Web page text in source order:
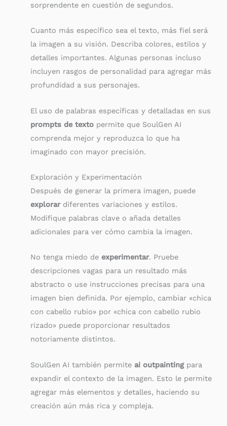
sorprendente en cuestión de segundos.
Cuanto más específico sea el texto, más fiel será
la imagen a su visión. Describa colores, estilos y
detalles importantes. Algunas personas incluso
incluyen rasgos de personalidad para agregar más
profundidad a sus personajes.
El uso de palabras específicas y detalladas en sus
prompts de texto permite que SoulGen AI
comprenda mejor y reproduzca lo que ha
imaginado con mayor precisión.
Exploración y Experimentación
Después de generar la primera imagen, puede
explorardiferentes variaciones y estilos.
Modifique palabras clave o añada detalles
adicionales para ver cómo cambia la imagen.
No tenga miedo de experimentar. Pruebe
descripciones vagas para un resultado más
abstracto o use instrucciones precisas para una
imagen bien definida. Por ejemplo, cambiar «chica
con cabello rubio» por «chica con cabello rubio
rizado» puede proporcionar resultados
notoriamente distintos.
SoulGen AI también permite ai outpaintingpara
expandir el contexto de la imagen. Esto le permite
agregar más elementos y detalles, haciendo su
creación aún más rica y compleja.